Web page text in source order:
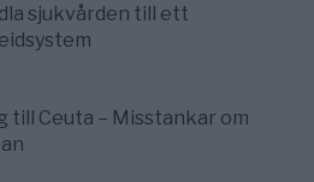
sjukvården till ett
till Ceuta – Misstankar om